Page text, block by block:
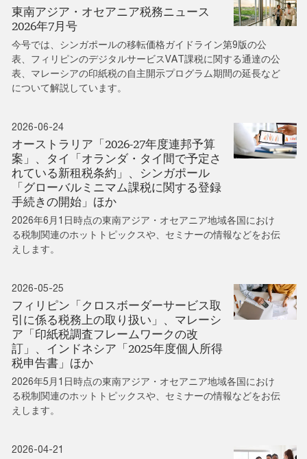
東南アジア・オセアニア税務ニュース
2026年7月号
今号では、シンガポールの移転価格ガイドライン第9版の公
表、フィリピンのデジタルサービスVAT課税に関する通達の公
表、マレーシアの印紙税の自主開示プログラム期間の延長など
について解説しています。
2026-06-24
オーストラリア「2026-27年度連邦予算
案」、タイ「オランダ・タイ間で予定さ
れている新租税条約」、シンガポール
「グローバルミニマム課税に関する登録
手続きの開始」ほか
2026年6月1日時点の東南アジア・オセアニア地域各国におけ
る税制関連のホットトピックスや、セミナーの情報などをお伝
えします。
2026-05-25
フィリピン「クロスボーダーサービス取
引に係る税務上の取り扱い」、マレーシ
ア「印紙税調査フレームワークの改
訂」、インドネシア「2025年度個人所得
税申告書」ほか
2026年5月1日時点の東南アジア・オセアニア地域各国におけ
る税制関連のホットトピックスや、セミナーの情報などをお伝
えします。
2026-04-21